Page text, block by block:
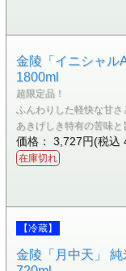
金陵「イニシャ
1800ml
超限定品！
ふんわりした軽快な甘さ
あきげしき特有の苦味と
価格： 3,727円(税込
在庫切れ
【冷蔵】
金陵「月中天」